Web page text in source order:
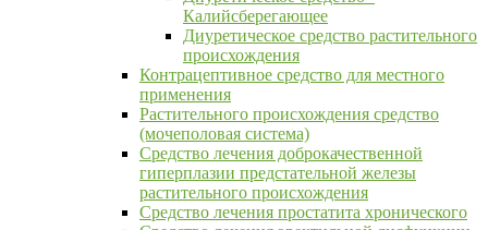
Калийсберегающее
Диуретическое средство растительного
происхождения
Контрацептивное средство для местного
применения
Растительного происхождения средство
(мочеполовая система)
Средство лечения доброкачественной
гиперплазии предстательной железы
растительного происхождения
Средство лечения простатита хронического